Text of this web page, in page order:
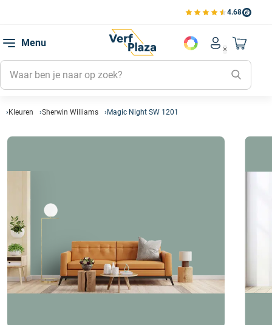
4.68
Bekijk de verfplaza
Menu
Account
Mijn
Mijn
Mijn
Naar
Kleuren Sherwin Williams Magic Night SW 1201